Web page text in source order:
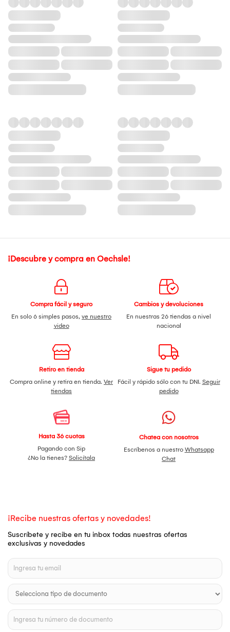
¡Descubre y compra en Oechsle!
Compra fácil y seguro
En solo 6 simples pasos, ve nuestro
video
Cambios y devoluciones
En nuestras 26 tiendas a nivel
nacional
Retiro en tienda
Compra online y retira en tienda. Ver
tiendas
Sigue tu pedido
Fácil y rápido sólo con tu DNI. Seguir
pedido
Hasta 36 cuotas
Pagando con Sip
¿No la tienes? Solicítala
Chatea con nosotros
Escríbenos a nuestro Whatsapp
Chat
¡Recibe nuestras ofertas y novedades!
Suscríbete y recibe en tu inbox todas nuestras ofertas
exclusivas y novedades